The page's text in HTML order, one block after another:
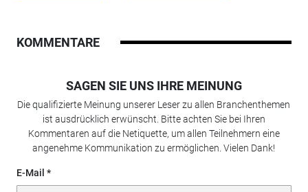
KOMMENTARE
SAGEN SIE UNS IHRE MEINUNG
Die qualifizierte Meinung unserer Leser zu allen Branchenthemen
ist ausdrücklich erwünscht. Bitte achten Sie bei Ihren
Kommentaren auf die Netiquette, um allen Teilnehmern eine
angenehme Kommunikation zu ermöglichen. Vielen Dank!
E-Mail